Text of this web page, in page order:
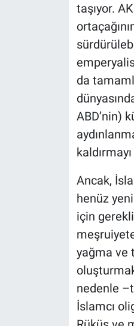
taşıyor.
da
ABD’nin)
Ancak,
henüz
için
yağma ve
nedenle
İslamcı
Teknoloji
Türkiye'nin Geleceği
Türkiye'nin Gündemi
Yerel Gündem
Yerel Yaşam
Canlı Yayın